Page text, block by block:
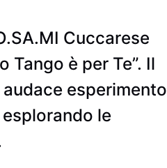
Cuccarese
è per Te”. Il
esperimento
le